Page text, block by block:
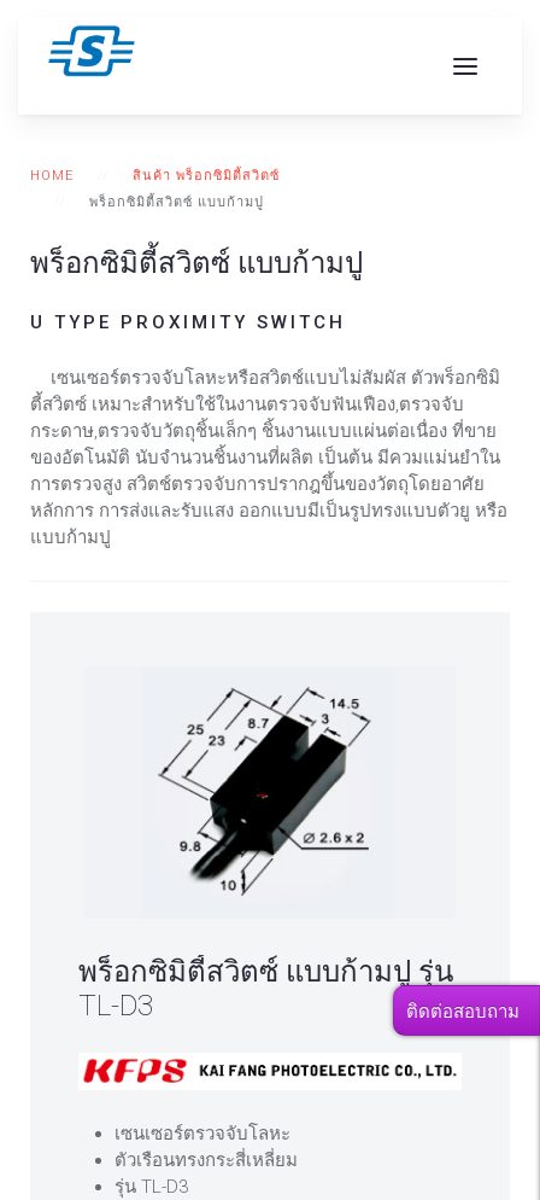
HOME
สินค้า พร็อกซิมิตี้สวิตซ์
พร็อกซิมิตี้สวิตซ์ แบบก้ามปู
พร็อกซิมิตี้สวิตซ์ แบบก้ามปู
U TYPE PROXIMITY SWITCH
เซนเซอร์ตรวจจับโลหะหรือสวิตช์แบบไม่สัมผัส ตัวพร็อกซิมิ
ตี้สวิตซ์ เหมาะสำหรับใช้ในงานตรวจจับฟันเฟือง,ตรวจจับ
กระดาษ,ตรวจจับวัตถุชิ้นเล็กๆ ชิ้นงานแบบแผ่นต่อเนื่อง ที่ขาย
ของอัตโนมัติ นับจำนวนชิ้นงานที่ผลิต เป็นต้น มีควมแม่นยำใน
การตรวจสูง สวิตช์ตรวจจับการปรากฎขึ้นของวัตถุโดยอาศัย
หลักการ การส่งและรับแสง ออกแบบมีเป็นรูปทรงแบบตัวยู หรือ
แบบก้ามปู
พร็อกซิมิตี้สวิตซ์ แบบก้ามปู รุ่น
TL-D3
เซนเซอร์ตรวจจับโลหะ
ตัวเรือนทรงกระสี่เหลี่ยม
รุ่น TL-D3
ติดต่อสอบถาม